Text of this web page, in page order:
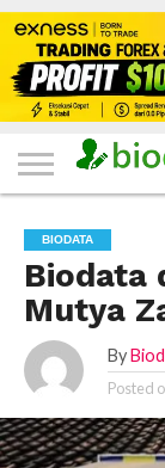
HOME
FILTER
KATEGORI
IKLAN
GRATIS
TERVIRAL
TRADING
KOMUNITAS
BERITA
BISNIS
LAINNYA
BIODATA
Biodata
Mutya
By
Posted